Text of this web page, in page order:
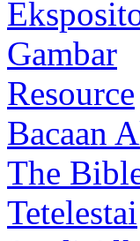
Gambar
Resource
Bacaan
The
Tetelestai